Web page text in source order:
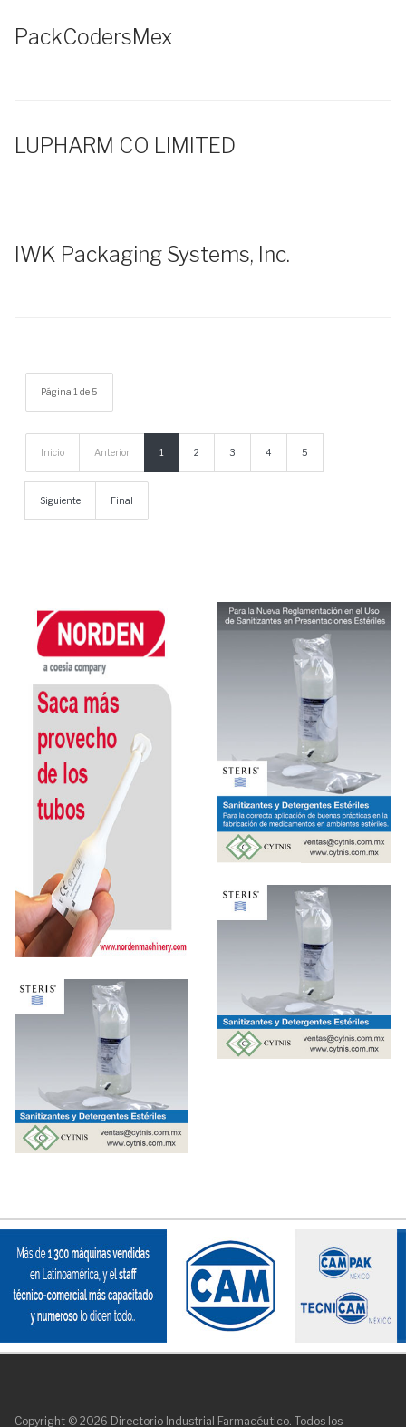
PackCodersMex
LUPHARM CO LIMITED
IWK Packaging Systems, Inc.
Página 1 de 5
Inicio Anterior 1 2 3 4 5
Siguiente Final
Copyright © 2026 Directorio Industrial Farmacéutico. Todos los